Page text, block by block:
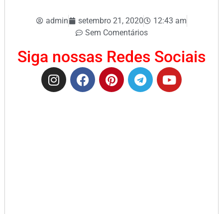
admin setembro 21, 2020
12:43 am
Sem Comentários
Siga nossas Redes Sociais